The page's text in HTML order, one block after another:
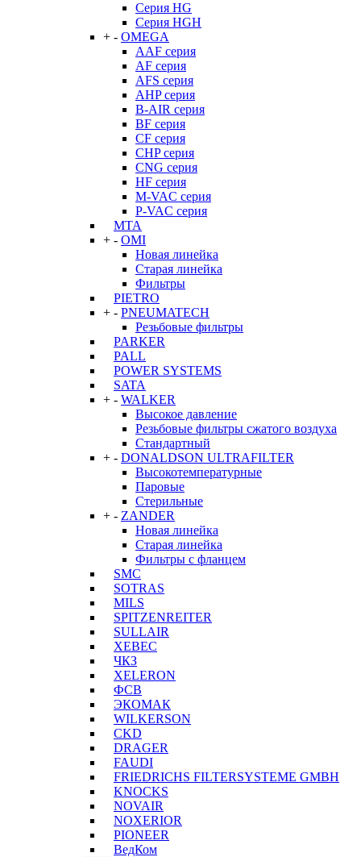
Серия HG
Серия HGH
+ - OMEGA
AAF серия
AF серия
AFS серия
AHP серия
B-AIR серия
BF серия
CF серия
CHP серия
CNG серия
HF серия
M-VAC серия
P-VAC серия
MTA
+ - OMI
Новая линейка
Старая линейка
Фильтры
PIETRO
+ - PNEUMATECH
Резьбовые фильтры
PARKER
PALL
POWER SYSTEMS
SATA
+ - WALKER
Высокое давление
Резьбовые фильтры сжатого воздуха
Стандартный
+ - DONALDSON ULTRAFILTER
Высокотемпературные
Паровые
Стерильные
+ - ZANDER
Новая линейка
Старая линейка
Фильтры с фланцем
SMC
SOTRAS
MILS
SPITZENREITER
SULLAIR
XEBEC
ЧКЗ
XELERON
ФСВ
ЭКОМАК
WILKERSON
CKD
DRAGER
FAUDI
FRIEDRICHS FILTERSYSTEME GMBH
KNOCKS
NOVAIR
NOXERIOR
PIONEER
ВедКом